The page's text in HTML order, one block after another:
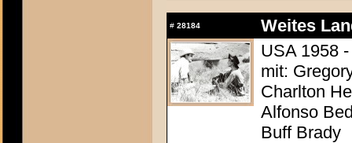
# 28184
Weites
USA 1958
mit:
Charlton
Alfonso
Buff Brady